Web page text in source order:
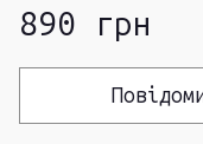
890 грн